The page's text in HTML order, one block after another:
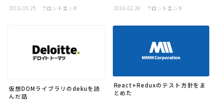
2016.03.25 フロントエンド 2016.02.26 フロントエンド
仮想DOMライブラリのdekuを読
んだ話
React+Reduxのテスト方針をま
とめた